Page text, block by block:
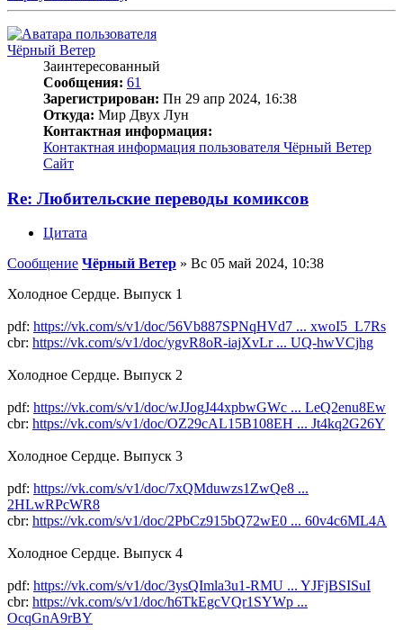
Чёрный Ветер
Заинтересованный
Сообщения: 61
Зарегистрирован: Пн 29 апр 2024, 16:38
Откуда: Мир Двух Лун
Контактная информация:
Контактная информация пользователя Чёрный Ветер
Сайт
Re: Любительские переводы комиксов
Цитата
Сообщение Чёрный Ветер » Вс 05 май 2024, 10:38
Холодное Сердце. Выпуск 1
pdf: https://vk.com/s/v1/doc/56Vb887SPNqHVd7 ... xwoI5_L7Rs
cbr: https://vk.com/s/v1/doc/ygvR8oR-iajXvLr ... UQ-hwVCjhg
Холодное Сердце. Выпуск 2
pdf: https://vk.com/s/v1/doc/wJJogJ44xpbwGWc ... LeQ2enu8Ew
cbr: https://vk.com/s/v1/doc/OZ29cAL15B108EH ... Jt4kq2G26Y
Холодное Сердце. Выпуск 3
pdf: https://vk.com/s/v1/doc/7xQMduwzs1ZwQe8 ...
2HLwRPcWR8
cbr: https://vk.com/s/v1/doc/2PbCz915bQ72wE0 ... 60v4c6ML4A
Холодное Сердце. Выпуск 4
pdf: https://vk.com/s/v1/doc/3ysQImla3u1-RMU ... YJFjBSISuI
cbr: https://vk.com/s/v1/doc/h6TkEgcVQr1SYWp ...
OcqGnA9rBY